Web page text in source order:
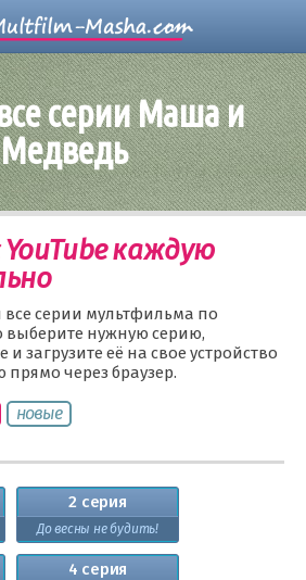
серии Маша и
Медведь
каждую
серии мультфильма по
выберите нужную серию,
загрузите её на свое устройство
прямо через браузер.
новые
2 серия
До весны не будить!
4 серия